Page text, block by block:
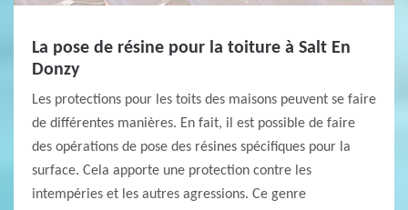
La pose de résine pour la toiture à Salt En
Donzy
Les protections pour les toits des maisons peuvent se faire
de différentes manières. En fait, il est possible de faire
des opérations de pose des résines spécifiques pour la
surface. Cela apporte une protection contre les
intempéries et les autres agressions. Ce genre